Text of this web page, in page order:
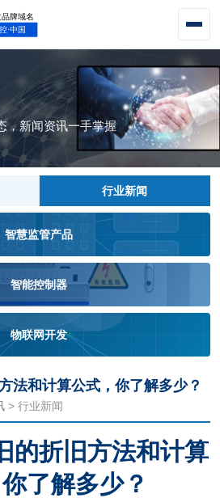
，新闻资讯一手掌握
行业新闻
智慧监管产品
智能控制器
物联网开发
法和计算公式，你了解多少？
> 行业新闻
的折旧方法和计算
了解多少？